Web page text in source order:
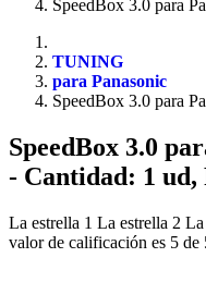
SpeedBox 3.0 para
TUNING
para Panasonic
SpeedBox 3.0 para
SpeedBox 3.0
- Cantidad: 1 ud,
La estrella 1 La estrella 2 La
valor de calificación es 5 de